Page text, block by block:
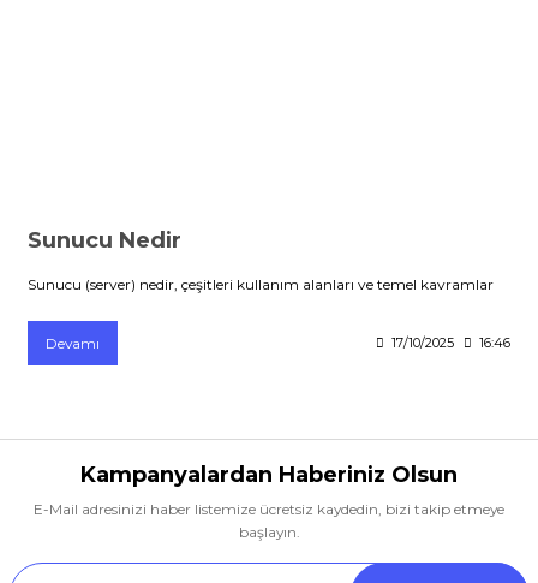
Sunucu Nedir
Sunucu (server) nedir, çeşitleri kullanım alanları ve temel kavramlar
Devamı 17/10/2025 16:46
Kampanyalardan Haberiniz Olsun
E-Mail adresinizi haber listemize ücretsiz kaydedin, bizi takip etmeye
başlayın.